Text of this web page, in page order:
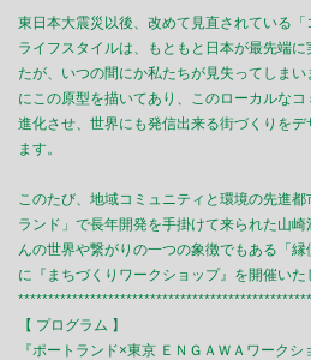
東日本大震災以後、改めて見直されている
ライフスタイルは、もともと日本が最先端
たが、いつの間にか私たちが見失ってしま
にこの原型を描いてあり、このローカルなコ
進化させ、世界にも発信出来る街づくりを
ます。
このたび、地域コミュニティと環境の先進
ランド」で長年開発を手掛けて来られた山
んの世界や繋がりの一つの象徴でもある「
に『まちづくりワークショップ』を開催いた
【 プログラム 】
『ポートランド×東京 ＥＮＧＡＷＡワーク